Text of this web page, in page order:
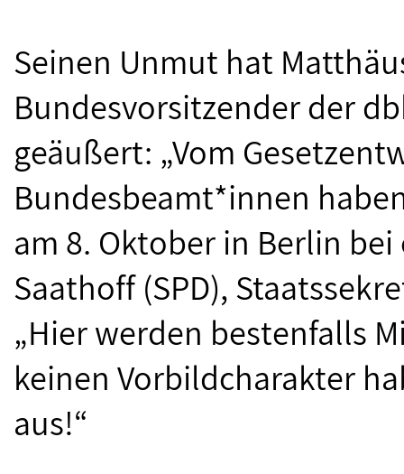
Seinen Unmut hat
Bundesvorsitzender der
geäußert: „Vom
Bundesbeamt*innen
am 8. Oktober in Berlin
Saathoff (SPD),
„Hier werden bestenfalls
keinen Vorbildcharakter
aus!“